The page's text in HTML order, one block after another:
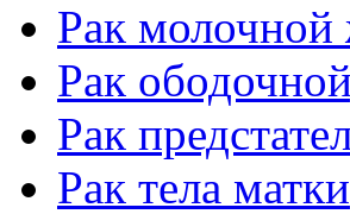
Рак молочной
Рак
Рак
Рак тела матки